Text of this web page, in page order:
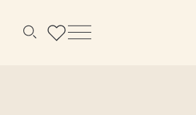
Szukaj Menu